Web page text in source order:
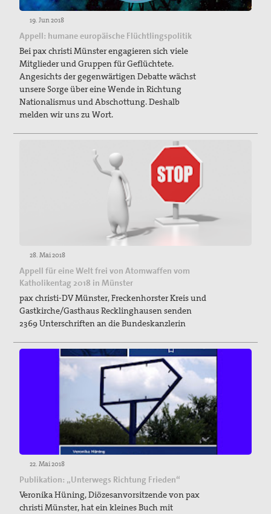
19. Jun 2018
Appell: humane europäische Flüchtlingspolitik
Bei pax christi Münster engagieren sich viele
Mitglieder und Gruppen für Geflüchtete.
Angesichts der gegenwärtigen Debatte wächst
unsere Sorge über eine Wende in Richtung
Nationalismus und Abschottung. Deshalb
melden wir uns zu Wort.
28. Mai 2018
Appell für eine Welt frei von Atomwaffen vom
Katholikentag 2018 in Münster
pax christi-DV Münster, Freckenhorster Kreis und
Gastkirche/Gasthaus Recklinghausen senden
2369 Unterschriften an die Bundeskanzlerin
22. Mai 2018
Publikation: „Unterwegs Richtung Frieden“
Veronika Hüning, Diözesanvorsitzende von pax
christi Münster, hat ein kleines Buch mit